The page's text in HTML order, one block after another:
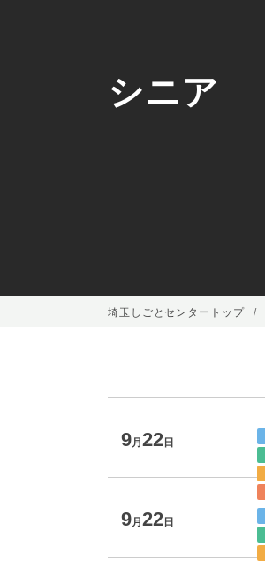
シニア
埼玉しごとセンタートップ
9月22日
9月22日